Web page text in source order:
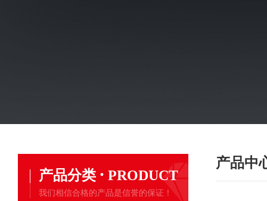
产品分类 · PRODUCT
我们相信合格的产品是信誉的保证！
产品中